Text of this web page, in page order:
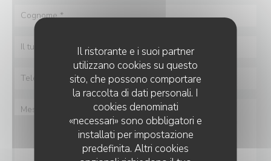
Il ristorante e i suoi partner
utilizzano cookies su questo
sito, che possono comportare
la raccolta di dati personali. I
cookies denominati
«necessari» sono obbligatori e
installati per impostazione
predefinita. Altri cookies